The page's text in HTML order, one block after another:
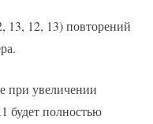
13, 12, 13) повторений
при увеличении
будет полностью